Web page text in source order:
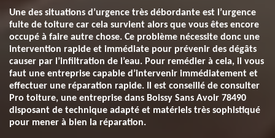
Une des situations d’urgence très débordante est l’urgence
fuite de toiture car cela survient alors que vous êtes encore
occupé à faire autre chose. Ce problème nécessite donc une
intervention rapide et immédiate pour prévenir des dégâts
causer par l’infiltration de l’eau. Pour remédier à cela, il vous
faut une entreprise capable d’intervenir immédiatement et
effectuer une réparation rapide. Il est conseillé de consulter
Pro toiture, une entreprise dans Boissy Sans Avoir 78490
disposant de technique adapté et matériels très sophistiqué
pour mener à bien la réparation.